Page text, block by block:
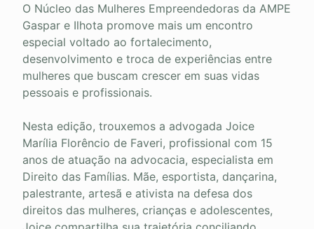
O Núcleo das Mulheres Empreendedoras da AMPE
Gaspar e Ilhota promove mais um encontro
especial voltado ao fortalecimento,
desenvolvimento e troca de experiências entre
mulheres que buscam crescer em suas vidas
pessoais e profissionais.
Nesta edição, trouxemos a advogada Joice
Marília Florêncio de Faveri, profissional com 15
anos de atuação na advocacia, especialista em
Direito das Famílias. Mãe, esportista, dançarina,
palestrante, artesã e ativista na defesa dos
direitos das mulheres, crianças e adolescentes,